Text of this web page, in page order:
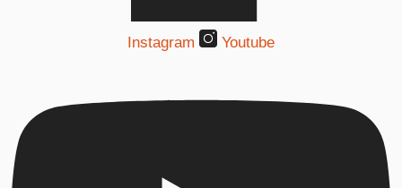
Instagram Youtube